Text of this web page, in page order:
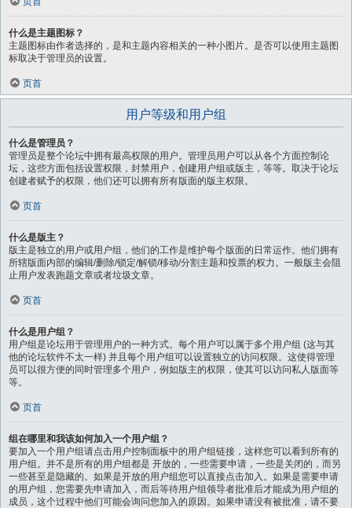
什么是主题图标？
主题图标由作者选择的，是和主题内容相关的一种小图片。是否可以使用主题图
标取决于管理员的设置。
页首
用户等级和用户组
什么是管理员？
管理员是整个论坛中拥有最高权限的用户。管理员用户可以从各个方面控制论
坛，这些方面包括设置权限，封禁用户，创建用户组或版主，等等。取决于论坛
创建者赋予的权限，他们还可以拥有所有版面的版主权限。
页首
什么是版主？
版主是独立的用户或用户组，他们的工作是维护每个版面的日常运作。他们拥有
所辖版面内部的编辑/删除/锁定/解锁/移动/分割主题和投票的权力。一般版主会阻
止用户发表跑题文章或者垃圾文章。
页首
什么是用户组？
用户组是论坛用于管理用户的一种方式。每个用户可以属于多个用户组 (这与其
他的论坛软件不太一样) 并且每个用户组可以设置独立的访问权限。这使得管理
员可以很方便的同时管理多个用户，例如版主的权限，使其可以访问私人版面等
等。
页首
组在哪里和我该如何加入一个用户组？
要加入一个用户组请点击用户控制面板中的用户组链接，这样您可以看到所有的
用户组。并不是所有的用户组都是 开放的，一些需要申请，一些是关闭的，而另
一些甚至是隐藏的。如果是开放的用户组您可以直接点击加入。如果是需要申请
的用户组，您需要先申请加入，而后等待用户组领导者批准后才能成为用户组的
成员，这个过程中他们可能会询问您加入的原因。如果申请没有被批准，请不要